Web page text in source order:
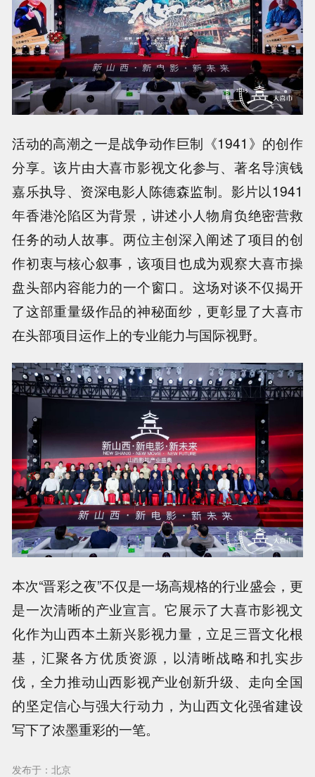
活动的高潮之一是战争动作巨制《1941》的创作
分享。该片由大喜市影视文化参与、著名导演钱
嘉乐执导、资深电影人陈德森监制。影片以1941
年香港沦陷区为背景，讲述小人物肩负绝密营救
任务的动人故事。两位主创深入阐述了项目的创
作初衷与核心叙事，该项目也成为观察大喜市操
盘头部内容能力的一个窗口。这场对谈不仅揭开
了这部重量级作品的神秘面纱，更彰显了大喜市
在头部项目运作上的专业能力与国际视野。
本次“晋彩之夜”不仅是一场高规格的行业盛会，更
是一次清晰的产业宣言。它展示了大喜市影视文
化作为山西本土新兴影视力量，立足三晋文化根
基，汇聚各方优质资源，以清晰战略和扎实步
伐，全力推动山西影视产业创新升级、走向全国
的坚定信心与强大行动力，为山西文化强省建设
写下了浓墨重彩的一笔。
发布于：北京